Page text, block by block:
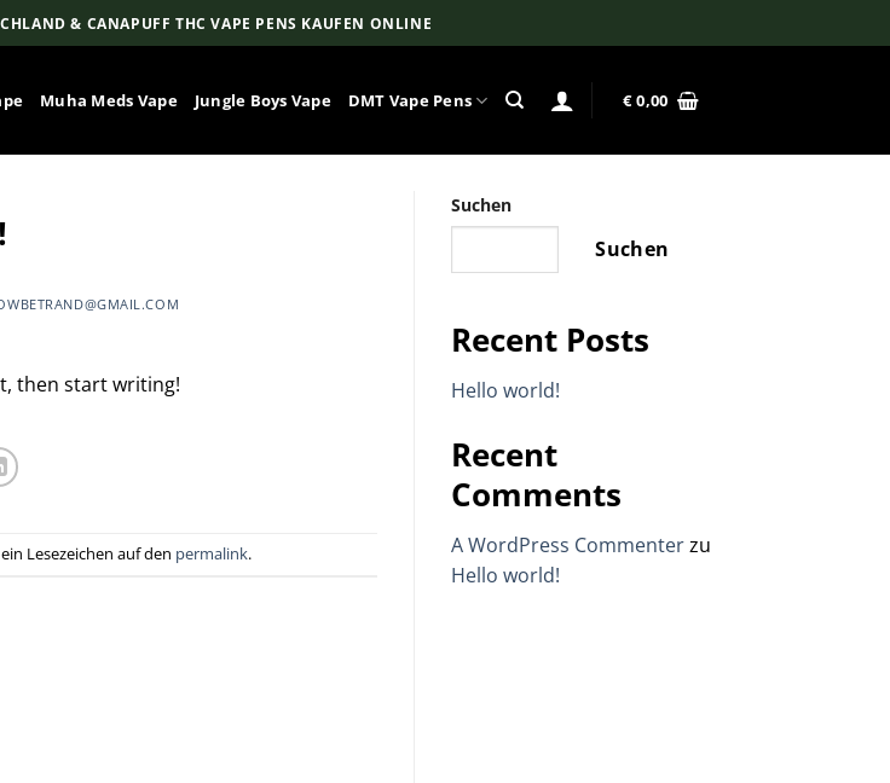
& CANAPUFF THC VAPE PENS KAUFEN ONLINE
Muha Meds Vape Jungle Boys Vape DMT Vape Pens €0,00
then start writing!
ein Lesezeichen auf den permalink.
Suchen
Suchen
Recent Posts
Hello world!
Recent
Comments
A WordPress Commenterzu
Hello world!